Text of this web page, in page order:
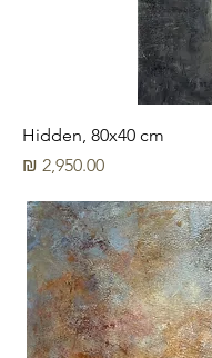
Hidden, 80x40 cm
מחיר